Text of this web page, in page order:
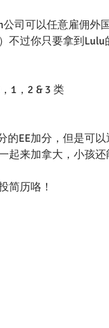
司可以任意雇佣外
不过你只要拿到
1，2 & 3 类
的EE加分，但是可
起来加拿大，小孩
简历咯！